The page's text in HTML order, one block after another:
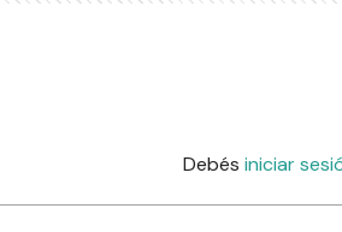
Debés iniciar